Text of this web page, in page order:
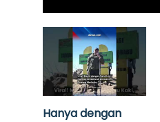
Hanya dengan